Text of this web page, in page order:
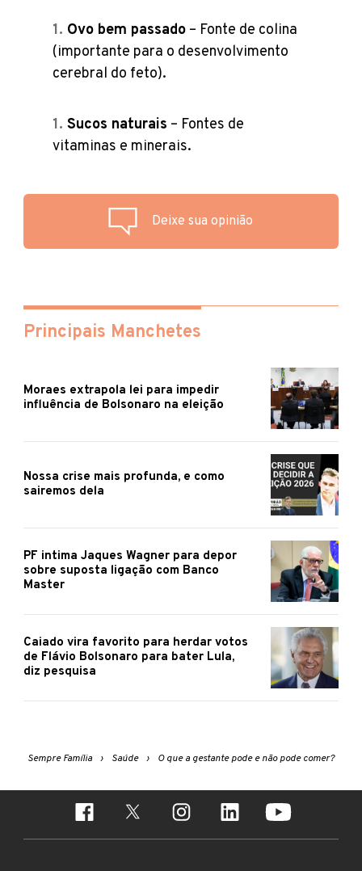
Ovo bem passado – Fonte de colina
(importante para o desenvolvimento
cerebral do feto).
Sucos naturais – Fontes de
vitaminas e minerais.
Deixe sua opinião
Principais Manchetes
Moraes extrapola lei para impedir
influência de Bolsonaro na eleição
Nossa crise mais profunda, e como
sairemos dela
PF intima Jaques Wagner para depor
sobre suposta ligação com Banco
Master
Caiado vira favorito para herdar votos
de Flávio Bolsonaro para bater Lula,
diz pesquisa
Sempre Família Saúde O que a gestante pode e não pode comer?